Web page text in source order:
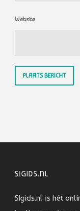
Website
SIGIDS.NL
SIgids.nl is hét